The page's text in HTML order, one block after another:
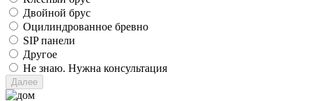
Двойной брус
Оцилиндрованное бревно
SIP панели
Другое
Не знаю. Нужна консультация